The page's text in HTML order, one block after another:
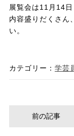
展覧会は11月14日
内容盛りだくさん
い。
カテゴリー： 学芸
前の記事